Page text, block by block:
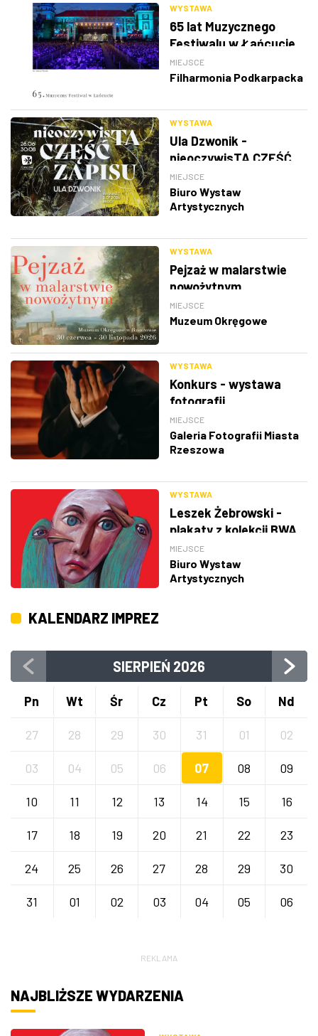
WYSTAWA
65 lat Muzycznego
Festiwalu w Łańcucie
MIEJSCE
Filharmonia Podkarpacka
WYSTAWA
Ula Dzwonik -
nieoczywisTA CZĘŚĆ
ZAPISU
MIEJSCE
Biuro Wystaw
Artystycznych
WYSTAWA
Pejzaż w malarstwie
nowożytnym
MIEJSCE
Muzeum Okręgowe
WYSTAWA
Konkurs - wystawa
fotografii
MIEJSCE
Galeria Fotografii Miasta
Rzeszowa
WYSTAWA
Leszek Żebrowski -
plakaty z kolekcji BWA
w Rzeszowie
MIEJSCE
Biuro Wystaw
Artystycznych
KALENDARZ IMPREZ
SIERPIEŃ 2026
Pn Wt Śr Cz Pt So Nd
27 28 29 30 31 01 02
03 04 05 06 07 08 09
10 11 12 13 14 15 16
17 18 19 20 21 22 23
24 25 26 27 28 29 30
31 01 02 03 04 05 06
REKLAMA
NAJBLIŻSZE WYDARZENIA